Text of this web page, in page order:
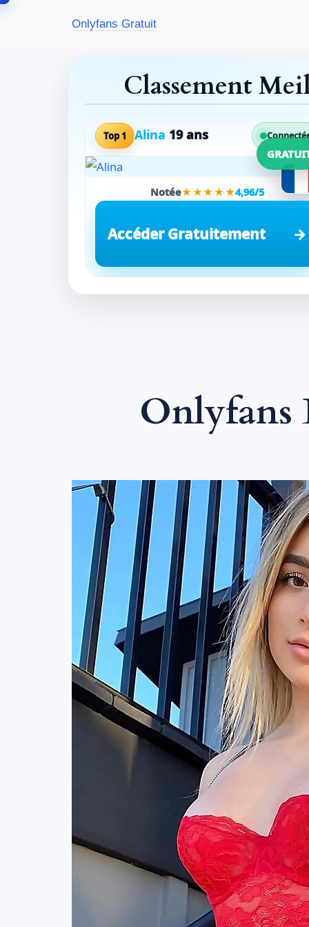
Onlyfans Gratuit
Classement
Top 1 Alina 19 ans
Notée★★★★★4,96/5
Accéder Gratuitement
Onlyfans